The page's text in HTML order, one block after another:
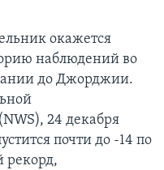
окажется
наблюдений во
до Джорджии.
24 декабря
почти до -14 по
рекорд,